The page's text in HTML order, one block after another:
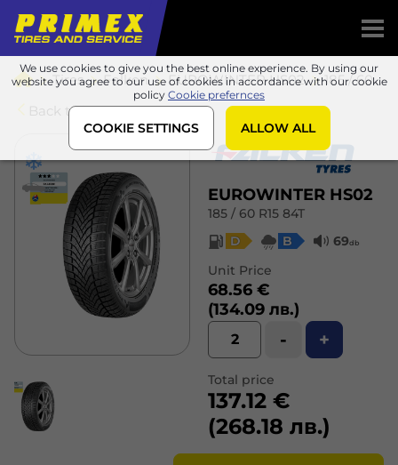
We use cookies to give you the best online experience. By using our
website you agree to our use of cookies in accordance with our cookie
policy Cookie prefernces
COOKIE SETTINGS ALLOW ALL
Tires Falken EUROWINTER HS02
185 / 60 R15 84T
Back to list
EUROWINTER HS02
185 / 60 R15 84T
D
B 69db
Unit Price
68.56 €
(134.09 лв.)
- +
Total price
137.12 €
(268.18 лв.)